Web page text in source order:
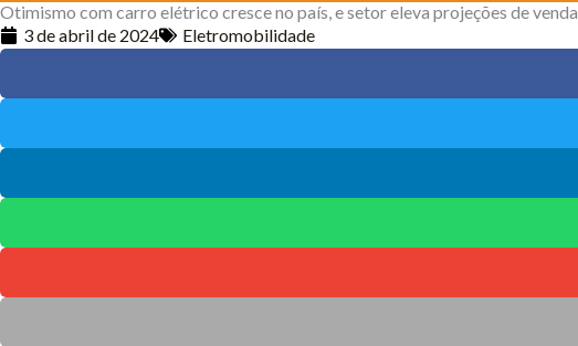
Otimismo com carro elétrico cresce no país, e setor eleva projeções de venda
3 de abril de 2024
Eletromobilidade